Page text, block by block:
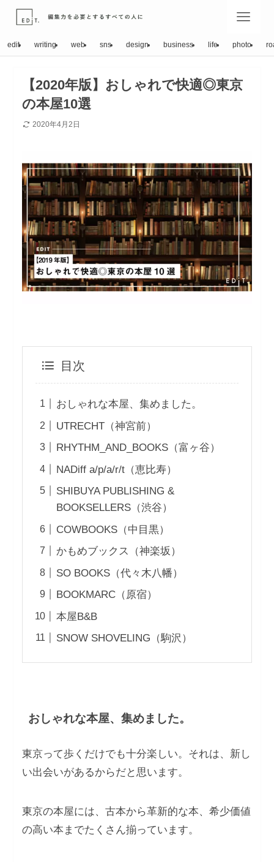
edit writing web sns design business life photo
【2020年版】おしゃれで快適◎東京
の本屋10選
2020年4月2日
目次
おしゃれな本屋、集めました。
UTRECHT（神宮前）
RHYTHM_AND_BOOKS（富ヶ谷）
NADiff a/p/a/r/t（恵比寿）
SHIBUYA PUBLISHING &
BOOKSELLERS（渋谷）
COWBOOKS（中目黒）
かもめブックス（神楽坂）
SO BOOKS（代々木八幡）
BOOKMARC（原宿）
本屋B&B
SNOW SHOVELING（駒沢）
おしゃれな本屋、集めました。
東京って歩くだけでも十分楽しい。それは、新し
い出会いがあるからだと思います。
東京の本屋には、古本から革新的な本、希少価値
の高い本までたくさん揃っています。